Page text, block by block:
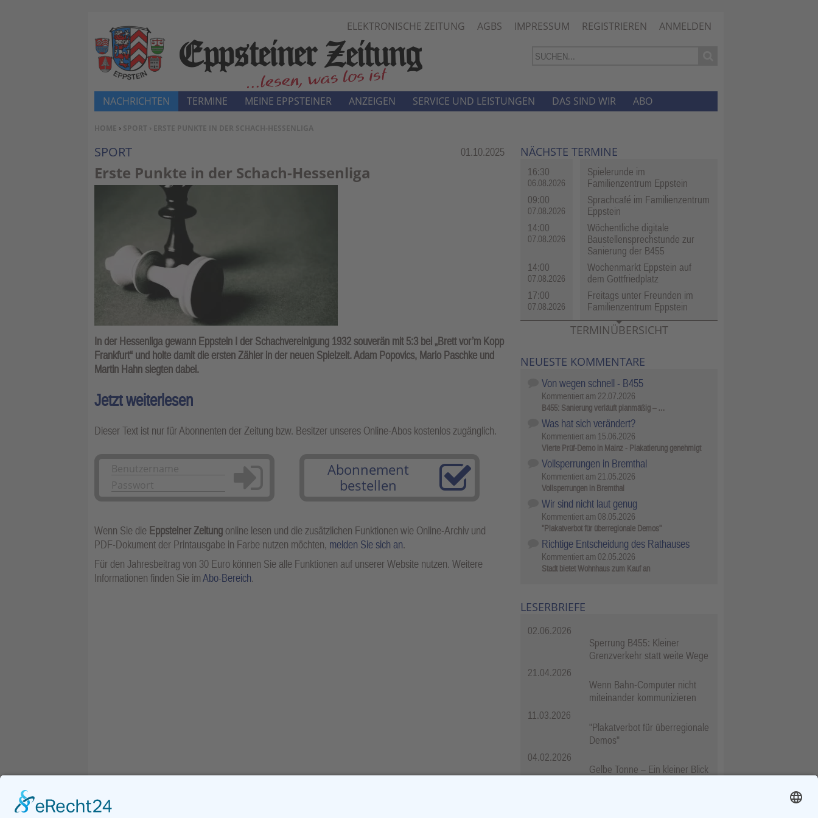
ELEKTRONISCHE ZEITUNG AGBS IMPRESSUM REGISTRIEREN ANMELDEN
SIE BEFINDEN SICH HIER:
HOME › SPORT › ERSTE PUNKTE IN DER SCHACH-HESSENLIGA
Rubrik:
SPORT 01.10.2025
Erste Punkte in der Schach-Hessenliga
In der Hessenliga gewann Eppstein I der Schachvereinigung 1932 souverän mit 5:3 bei „Brett vor’m Kopp
Frankfurt“ und holte damit die ersten Zähler in der neuen Spielzeit. Adam Popovics, Mario Paschke und
Martin Hahn siegten dabei.
Jetzt weiterlesen
Dieser Text ist nur für Abonnenten der Zeitung bzw. Besitzer unseres Online-Abos kostenlos zugänglich.
Anmelden
Abonnement
bestellen
Wenn Sie die Eppsteiner Zeitung online lesen und die zusätzlichen Funktionen wie Online-Archiv und
PDF-Dokument der Printausgabe in Farbe nutzen möchten, melden Sie sich an.
Für den Jahresbeitrag von 30 Euro können Sie alle Funktionen auf unserer Website nutzen. Weitere
Informationen finden Sie imAbo-Bereich.
NÄCHSTE TERMINE
16:30
06.08.2026
Spielerunde im
Familienzentrum Eppstein
09:00
07.08.2026
Sprachcafé im Familienzentrum
Eppstein
14:00
07.08.2026
Wöchentliche digitale
Baustellensprechstunde zur
Sanierung der B455
14:00
07.08.2026
Wochenmarkt Eppstein auf
dem Gottfriedplatz
17:00
07.08.2026
Freitags unter Freunden im
Familienzentrum Eppstein
TERMINÜBERSICHT
NEUESTE KOMMENTARE
Von wegen schnell - B455
Kommentiert am 22.07.2026
B455: Sanierung verläuft planmäßig – …
Was hat sich verändert?
Kommentiert am 15.06.2026
Vierte Prüf-Demo in Mainz - Plakatierung genehmigt
Vollsperrungen in Bremthal
Kommentiert am 21.05.2026
Vollsperrungen in Bremthal
Wir sind nicht laut genug
Kommentiert am 08.05.2026
"Plakatverbot für überregionale Demos"
Richtige Entscheidung des Rathauses
Kommentiert am 02.05.2026
Stadt bietet Wohnhaus zum Kauf an
LESERBRIEFE
02.06.2026
Sperrung B455: Kleiner
Grenzverkehr statt weite Wege
21.04.2026
Wenn Bahn-Computer nicht
miteinander kommunizieren
11.03.2026
"Plakatverbot für überregionale
Demos"
04.02.2026
Gelbe Tonne – Ein kleiner Blick
NACHRICHTEN TERMINE MEINE EPPSTEINER ANZEIGEN SERVICE UND LEISTUNGEN DAS SIND WIR ABO